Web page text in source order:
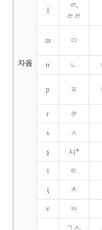
자음
l
ㄹ,
ㄹㄹ
m ㅁ
n ㄴ
p ㅍ
r ㄹ
s ㅅ
ş 시*
t ㅌ
ţ ㅊ
v ㅂ
ㄱㅅ,